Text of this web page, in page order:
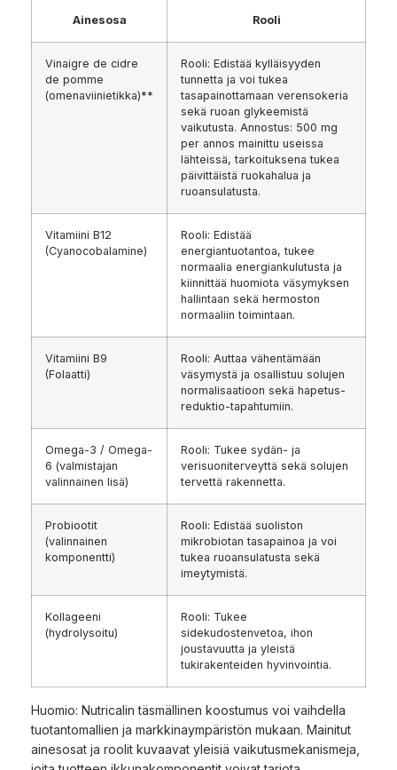
Ainesosa Rooli
Vinaigre de cidre
de pomme
(omenaviinietikka)**
Rooli: Edistää kylläisyyden
tunnetta ja voi tukea
tasapainottamaan verensokeria
sekä ruoan glykeemistä
vaikutusta. Annostus: 500 mg
per annos mainittu useissa
lähteissä, tarkoituksena tukea
päivittäistä ruokahalua ja
ruoansulatusta.
Vitamiini B12
(Cyanocobalamine)
Rooli: Edistää
energiantuotantoa, tukee
normaalia energiankulutusta ja
kiinnittää huomiota väsymyksen
hallintaan sekä hermoston
normaaliin toimintaan.
Vitamiini B9
(Folaatti)
Rooli: Auttaa vähentämään
väsymystä ja osallistuu solujen
normalisaatioon sekä hapetus-
reduktio-tapahtumiin.
Omega-3 / Omega-
6 (valmistajan
valinnainen lisä)
Rooli: Tukee sydän- ja
verisuoniterveyttä sekä solujen
tervettä rakennetta.
Probiootit
(valinnainen
komponentti)
Rooli: Edistää suoliston
mikrobiotan tasapainoa ja voi
tukea ruoansulatusta sekä
imeytymistä.
Kollageeni
(hydrolysoitu)
Rooli: Tukee
sidekudostenvetoa, ihon
joustavuutta ja yleistä
tukirakenteiden hyvinvointia.
Huomio: Nutricalin täsmällinen koostumus voi vaihdella
tuotantomallien ja markkinaympäristön mukaan. Mainitut
ainesosat ja roolit kuvaavat yleisiä vaikutusmekanismeja,